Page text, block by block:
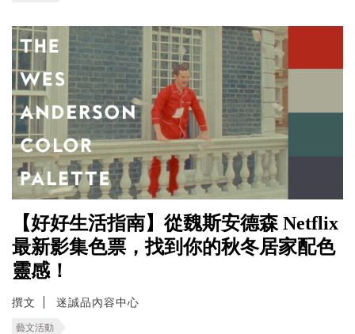
【好好生活指南】從魏斯安德森 Netflix
最新影集色票，找到你的秋冬居家配色
靈感！
撰文 迷誠品內容中心
藝文活動